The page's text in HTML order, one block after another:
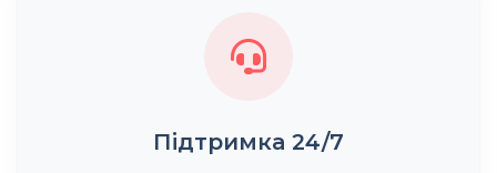
Підтримка 24/7